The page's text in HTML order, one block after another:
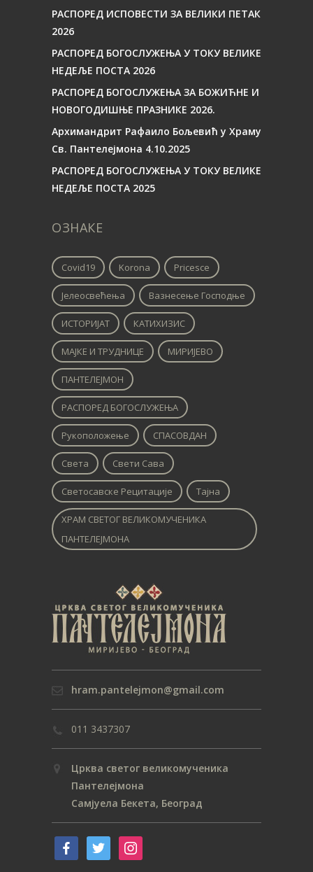
РАСПОРЕД ИСПОВЕСТИ ЗА ВЕЛИКИ ПЕТАК
2026
РАСПОРЕД БОГОСЛУЖЕЊА У ТОКУ ВЕЛИКЕ
НЕДЕЉЕ ПОСТА 2026
РАСПОРЕД БОГОСЛУЖЕЊА ЗА БОЖИЋНЕ И
НОВОГОДИШЊЕ ПРАЗНИКЕ 2026.
Архимандрит Рафаило Бољевић у Храму
Св. Пантелејмона 4.10.2025
РАСПОРЕД БОГОСЛУЖЕЊА У ТОКУ ВЕЛИКЕ
НЕДЕЉЕ ПОСТА 2025
ОЗНАКЕ
Covid19 Korona Pricesce
Јелеосвећења Вазнесење Господње
ИСТОРИЈАТ КАТИХИЗИС
МАЈКЕ И ТРУДНИЦЕ МИРИЈЕВО
ПАНТЕЛЕЈМОН
РАСПОРЕД БОГОСЛУЖЕЊА
Рукоположење СПАСОВДАН
Света Свети Сава
Светосавске Рецитације Тајна
ХРАМ СВЕТОГ ВЕЛИКОМУЧЕНИКА
ПАНТЕЛЕЈМОНА
hram.pantelejmon@gmail.com
011 3437307
Црква светог великомученика
Пантелејмона
Самјуела Бекета, Београд